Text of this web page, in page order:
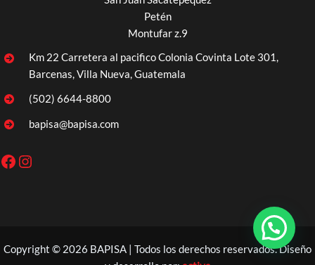
Petén
Montufar z.9
Km 22 Carretera al pacifico Colonia Covinta Lote 301,
Barcenas, Villa Nueva, Guatemala
(502) 6644-8800
bapisa@bapisa.com
Facebook
Instagram
Copyright © 2026 BAPISA | Todos los derechos reservados. Diseño